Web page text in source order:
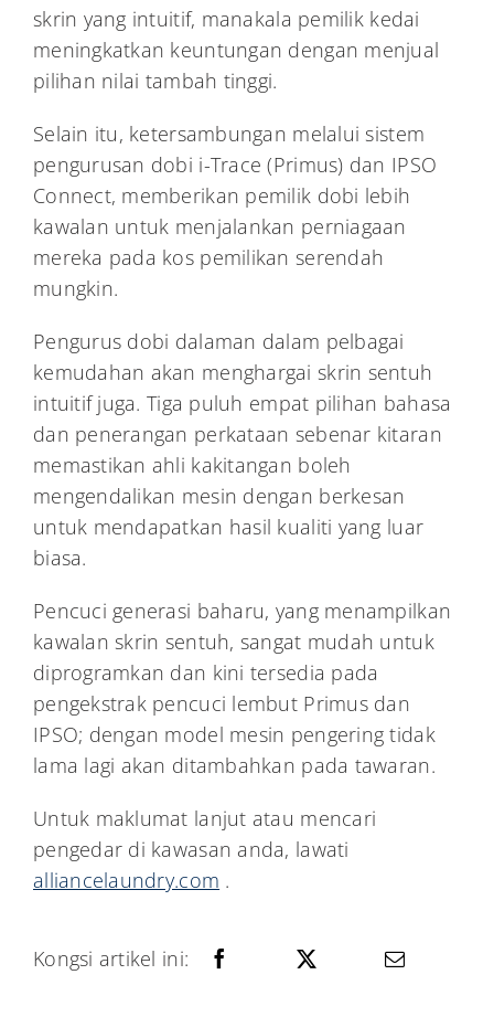
skrin yang intuitif, manakala pemilik kedai
meningkatkan keuntungan dengan menjual
pilihan nilai tambah tinggi.
Selain itu, ketersambungan melalui sistem
pengurusan dobi i-Trace (Primus) dan IPSO
Connect, memberikan pemilik dobi lebih
kawalan untuk menjalankan perniagaan
mereka pada kos pemilikan serendah
mungkin.
Pengurus dobi dalaman dalam pelbagai
kemudahan akan menghargai skrin sentuh
intuitif juga. Tiga puluh empat pilihan bahasa
dan penerangan perkataan sebenar kitaran
memastikan ahli kakitangan boleh
mengendalikan mesin dengan berkesan
untuk mendapatkan hasil kualiti yang luar
biasa.
Pencuci generasi baharu, yang menampilkan
kawalan skrin sentuh, sangat mudah untuk
diprogramkan dan kini tersedia pada
pengekstrak pencuci lembut Primus dan
IPSO; dengan model mesin pengering tidak
lama lagi akan ditambahkan pada tawaran.
Untuk maklumat lanjut atau mencari
pengedar di kawasan anda, lawati
alliancelaundry.com .
Kongsi artikel ini: